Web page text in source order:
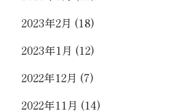
2023年2月 (18)
2023年1月 (12)
2022年12月 (7)
2022年11月 (14)